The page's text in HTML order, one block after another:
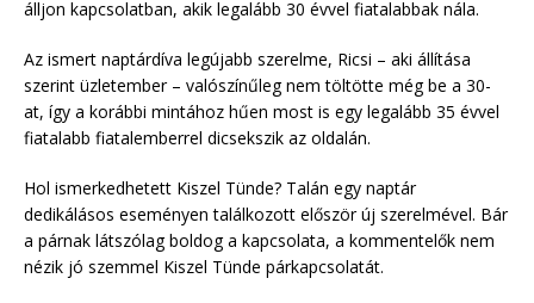
álljon kapcsolatban, akik legalább 30 évvel fiatalabbak nála.
Az ismert naptárdíva legújabb szerelme, Ricsi – aki állítása
szerint üzletember – valószínűleg nem töltötte még be a 30-
at, így a korábbi mintához hűen most is egy legalább 35 évvel
fiatalabb fiatalemberrel dicsekszik az oldalán.
Hol ismerkedhetett Kiszel Tünde? Talán egy naptár
dedikálásos eseményen találkozott először új szerelmével. Bár
a párnak látszólag boldog a kapcsolata, a kommentelők nem
nézik jó szemmel Kiszel Tünde párkapcsolatát.